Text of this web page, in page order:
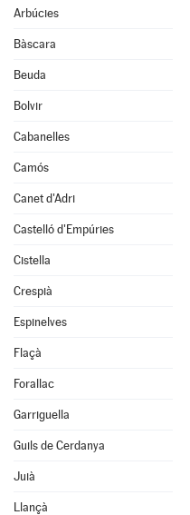
Arbúcies
Bàscara
Beuda
Bolvir
Cabanelles
Camós
Canet d'Adri
Castelló d'Empúries
Cistella
Crespià
Espinelves
Flaçà
Forallac
Garriguella
Guils de Cerdanya
Juià
Llançà